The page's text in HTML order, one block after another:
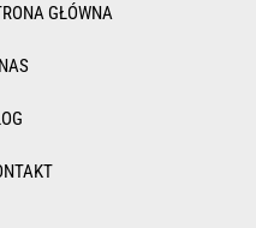
GŁÓWNA